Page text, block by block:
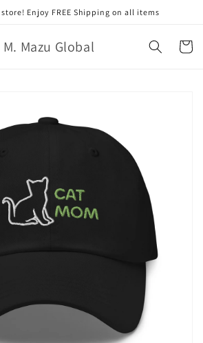
Enjoy FREE Shipping on all items
M. Mazu Global
ー